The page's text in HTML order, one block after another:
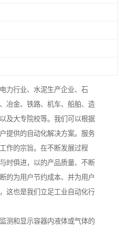
力行业、水泥生产企业、石
冶金、铁路、机车、船舶、造
及大专院校等。我们可以根据
提供的自动化解决方案。服务
作的宗旨。在不断发展过程
时俱进，以的产品质量、不断
的为用户节约成本、并为用户
这也是我们立足工业自动化行
测和显示容器内液体或气体的